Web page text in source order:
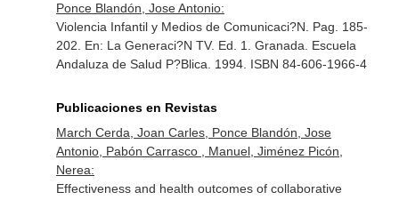
Ponce Blandón, Jose Antonio:
Violencia Infantil y Medios de Comunicaci?N. Pag. 185-
202. En: La Generaci?N TV. Ed. 1. Granada. Escuela
Andaluza de Salud P?Blica. 1994. ISBN 84-606-1966-4
Publicaciones en Revistas
March Cerda, Joan Carles, Ponce Blandón, Jose
Antonio, Pabón Carrasco , Manuel, Jiménez Picón,
Nerea:
Effectiveness and health outcomes of collaborative